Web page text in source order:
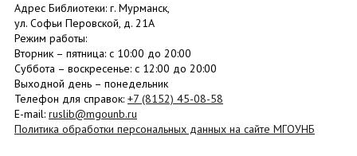
Адрес Библиотеки: г. Мурманск,
ул. Софьи Перовской, д. 21А
Режим работы:
Вторник – пятница: с 10:00 до 20:00
Суббота – воскресенье: c 12:00 до 20:00
Выходной день – понедельник
Телефон для справок: +7 (8152) 45-08-58
E-mail: ruslib@mgounb.ru
Политика обработки персональных данных на сайте МГОУНБ